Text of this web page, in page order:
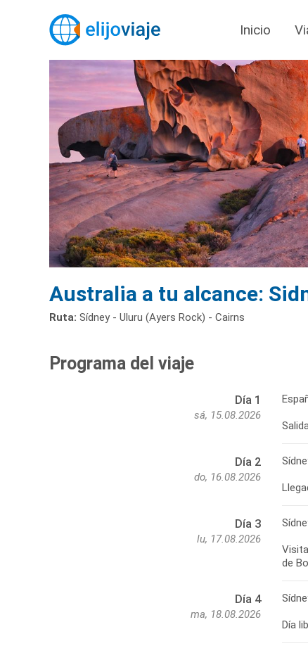
Inicio
Australia a tu alcance:
Ruta: Sídney - Uluru (Ayers Rock) - Cairns
Programa del viaje
Día 1
sá, 15.08.2026
Día 2
do, 16.08.2026
Día 3
lu, 17.08.2026
Día 4
ma, 18.08.2026
Día